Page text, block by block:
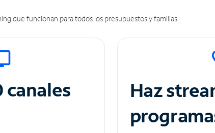
que funcionan para todos los presupuestos y familias.
canales
Haz